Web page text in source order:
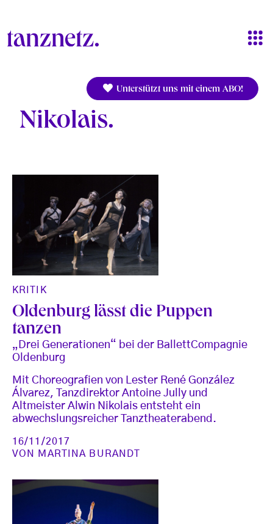
Unterstützt uns mit einem ABO!
Nikolais
KRITIK
Oldenburg lässt die Puppen
tanzen
„Drei Generationen“ bei der BallettCompagnie
Oldenburg
Mit Choreografien von Lester René González
Álvarez, Tanzdirektor Antoine Jully und
Altmeister Alwin Nikolais entsteht ein
abwechslungsreicher Tanztheaterabend.
16/11/2017
VON MARTINA BURANDT